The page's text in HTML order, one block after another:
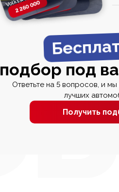
2 260 0002 820 000
2 820 0002 670 000
подбор под
Ответьте на 5 вопросов, и
лучших
Получить